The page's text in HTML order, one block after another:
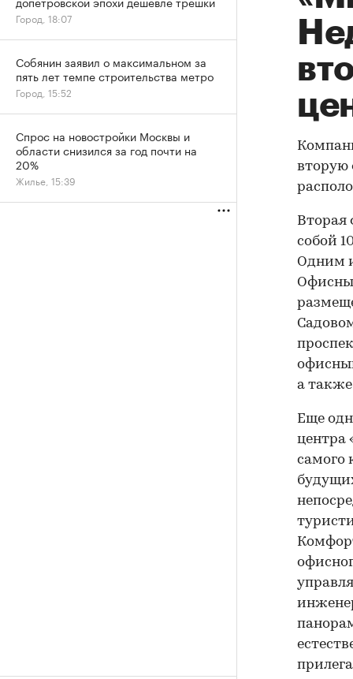
вторую
Вторая
собой
Одним
а
Еще
центра
самого
Город, 18:07
Собянин заявил о максимальном за
пять лет темпе строительства метро
Город, 15:52
Спрос на новостройки Москвы и
области снизился за год почти на
20%
Жилье, 15:39